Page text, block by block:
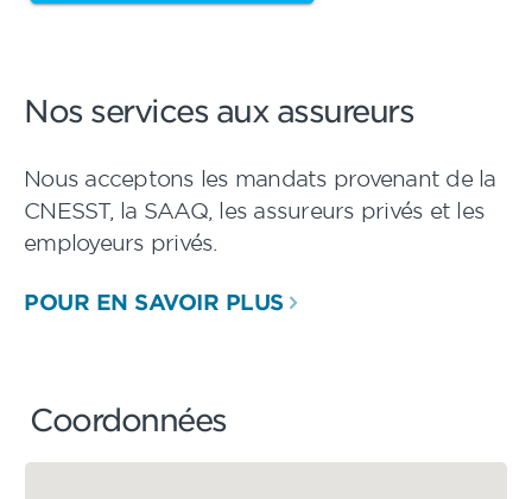
Nos services aux assureurs
Nous acceptons les mandats provenant de la
CNESST, la SAAQ, les assureurs privés et les
employeurs privés.
POUR EN SAVOIR PLUS
Coordonnées